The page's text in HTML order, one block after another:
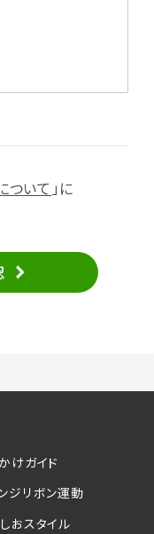
サービスへの
等の配信
への対応
当サービスが実
者への連絡及
情報等の分析
等への対応
ついて 」に
けガイド
ジリボン運動
おスタイル